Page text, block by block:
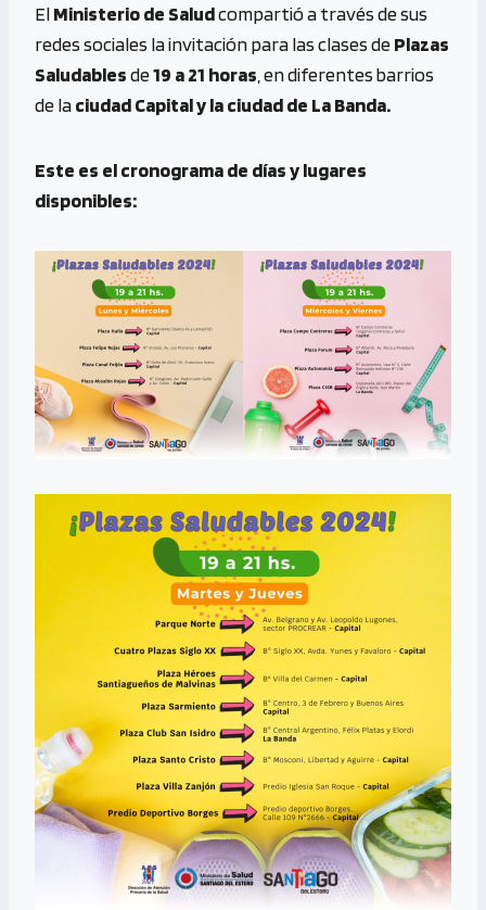
b
o
o
se
n
g
py
Li
n
gr
a
m
at
s
A
p
ElMinisterio de Saludcompartió a través de sus
redes sociales la invitación para las clases dePlazas
Saludablesde19 a 21 horas , en diferentes barrios
de laciudad Capital y la ciudad de La Banda.
Este es el cronograma de días y lugares
disponibles: